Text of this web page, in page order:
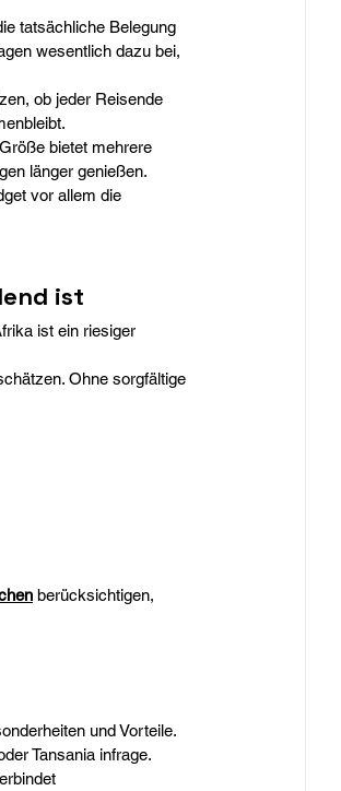
tatsächliche Belegung
wesentlich dazu bei,
ob jeder Reisende
bietet mehrere
länger genießen.
vor allem die
ist
ist ein riesiger
Ohne sorgfältige
berücksichtigen,
und Vorteile.
Tansania infrage.